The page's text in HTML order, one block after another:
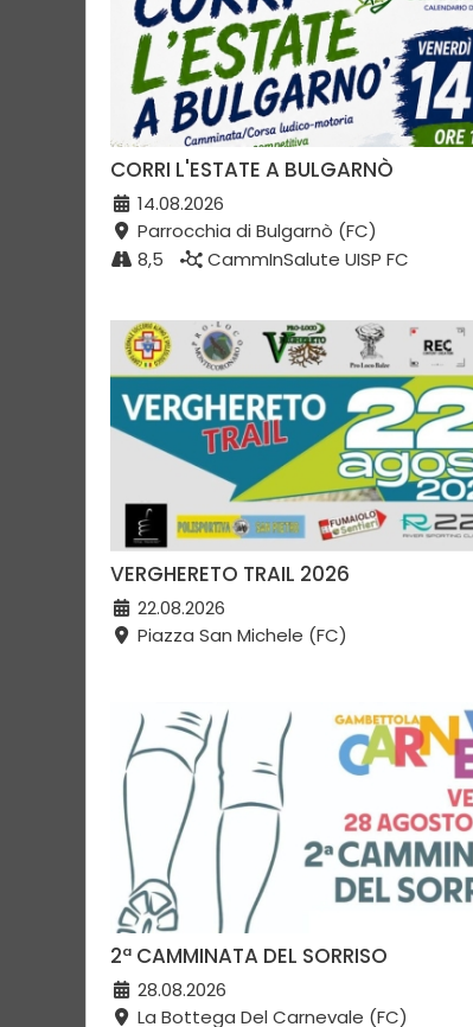
CORRI L'ESTATE A BULGARNÒ
14.08.2026
Parrocchia di Bulgarnò (FC)
8,5
CammInSalute UISP FC
VERGHERETO TRAIL 2026
22.08.2026
Piazza San Michele (FC)
2ª CAMMINATA DEL SORRISO
28.08.2026
La Bottega Del Carnevale (FC)